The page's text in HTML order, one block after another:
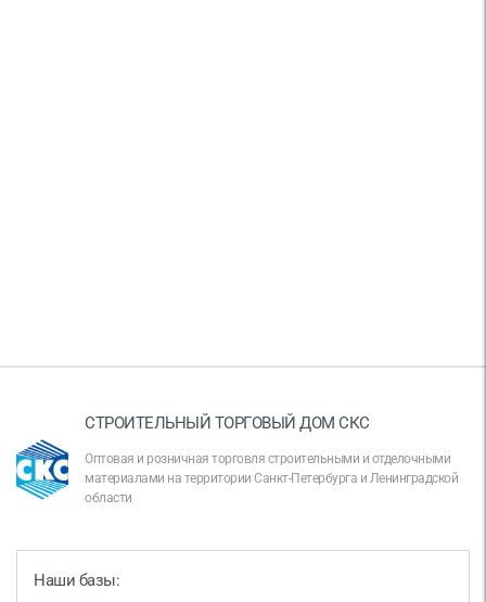
СТРОИТЕЛЬНЫЙ ТОРГОВЫЙ ДОМ СКС
Оптовая и розничная торговля строительными и отделочными
материалами на территории Санкт-Петербурга и Ленинградской
области
Наши базы: